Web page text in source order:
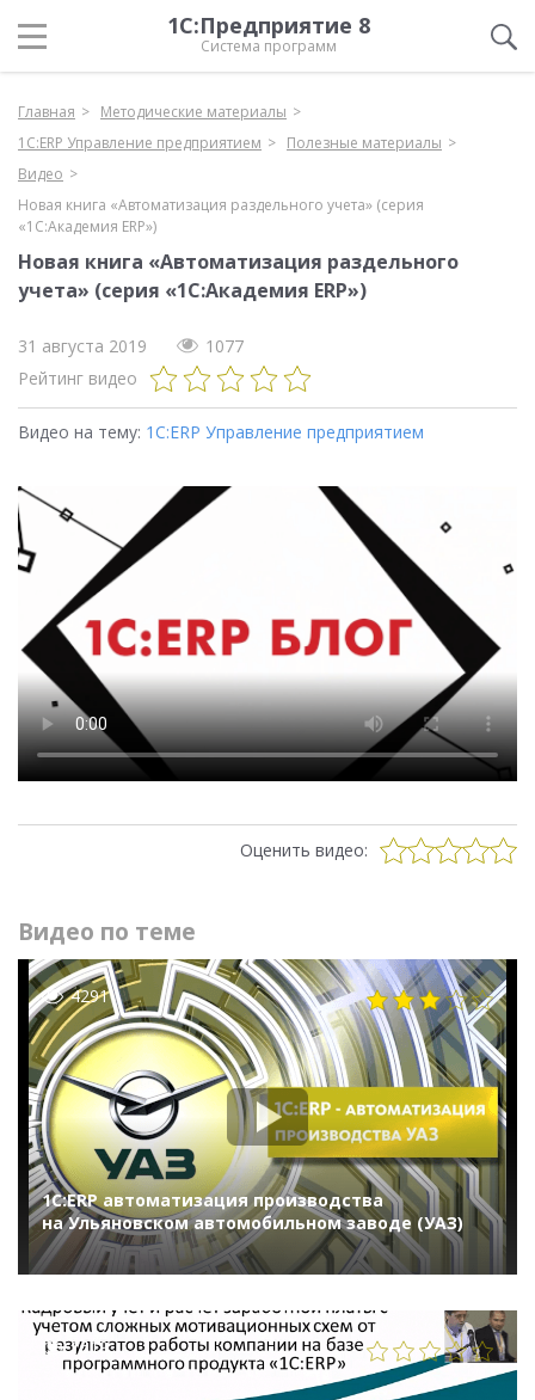
1С:Предприятие 8
Система программ
Главная
Методические материалы
1С:ERP Управление предприятием
Полезные материалы
Видео
Новая книга «Автоматизация раздельного учета» (серия
«1С:Академия ERP»)
Новая книга «Автоматизация раздельного
учета» (серия «1С:Академия ERP»)
31 августа 2019
1077
Рейтинг видео
Видео на тему: 1С:ERP Управление предприятием
Оценить видео:
Видео по теме
4291
1С:ERP автоматизация производства
на Ульяновском автомобильном заводе (УАЗ)
1619